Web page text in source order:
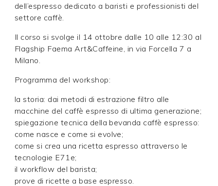
dell’espresso dedicato a baristi e professionisti del
settore caffè.
Il corso si svolge il 14 ottobre dalle 10 alle 12:30 al
Flagship Faema Art&Caffeine, in via Forcella 7 a
Milano.
Programma del workshop:
la storia: dai metodi di estrazione filtro alle
macchine del caffè espresso di ultima generazione;
spiegazione tecnica della bevanda caffè espresso:
come nasce e come si evolve;
come si crea una ricetta espresso attraverso le
tecnologie E71e;
il workflow del barista;
prove di ricette a base espresso.